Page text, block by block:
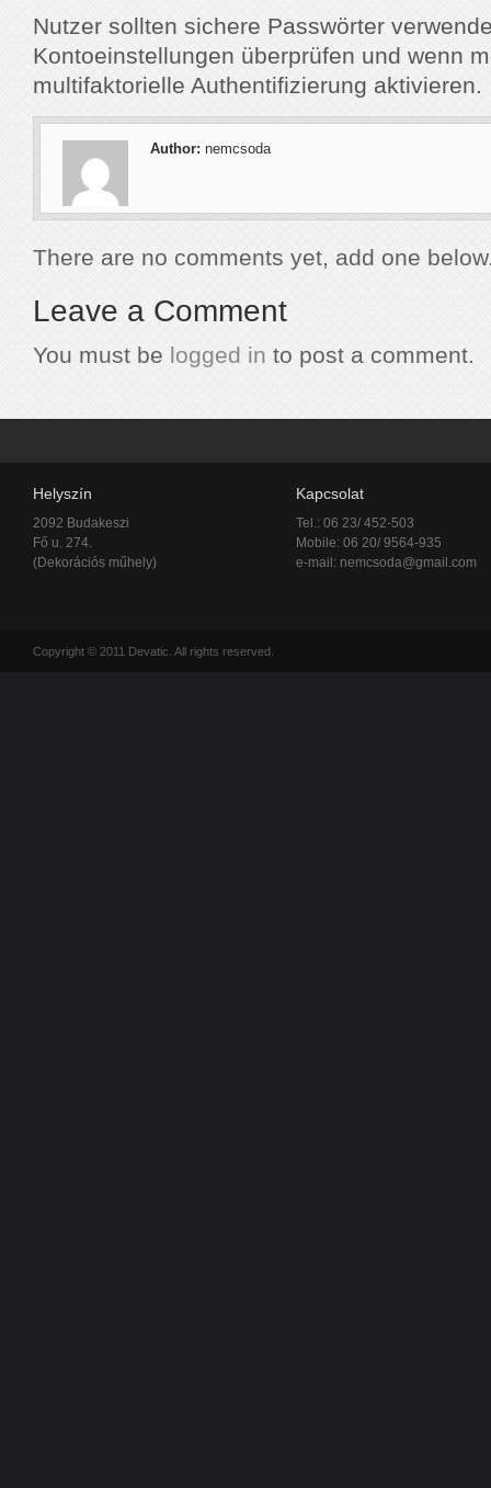
Nutzer sollten sichere Passwörter
Kontoeinstellungen überprüfen und wenn
multifaktorielle Authentifizierung aktivieren.
Author: nemcsoda
There are no comments yet, add one
Leave a Comment
You must be logged in to post a comment.
Helyszín
2092 Budakeszi
Fő u. 274.
(Dekorációs műhely)
Kapcsolat
Tel.: 06 23/ 452-503
Mobile: 06 20/ 9564-935
e-mail: nemcsoda@gmail.com
Copyright © 2011 Devatic. All rights reserved.